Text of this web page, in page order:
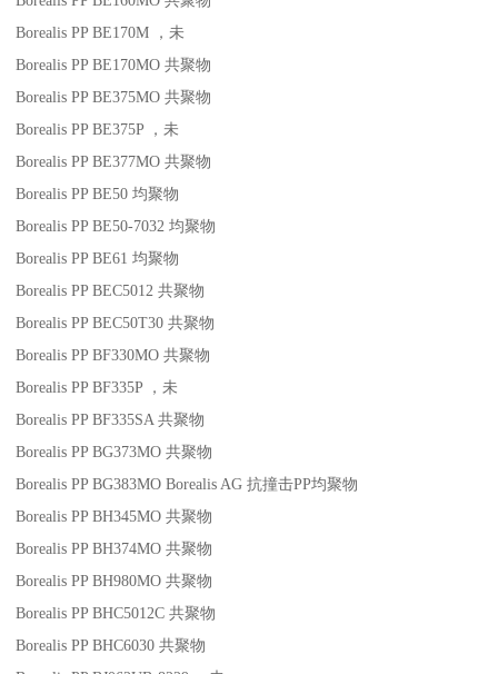
Borealis PP BE170M
，未
Borealis PP BE170MO 共聚物
Borealis PP BE375MO 共聚物
Borealis PP BE375P
，未
Borealis PP BE377MO 共聚物
Borealis PP BE50 均聚物
Borealis PP BE50-7032 均聚物
Borealis PP BE61 均聚物
Borealis PP BEC5012 共聚物
Borealis PP BEC50T30 共聚物
Borealis PP BF330MO 共聚物
Borealis PP BF335P
，未
Borealis PP BF335SA 共聚物
Borealis PP BG373MO 共聚物
Borealis PP BG383MO Borealis AG 抗撞击PP均聚物
Borealis PP BH345MO 共聚物
Borealis PP BH374MO 共聚物
Borealis PP BH980MO 共聚物
Borealis PP BHC5012C 共聚物
Borealis PP BHC6030 共聚物